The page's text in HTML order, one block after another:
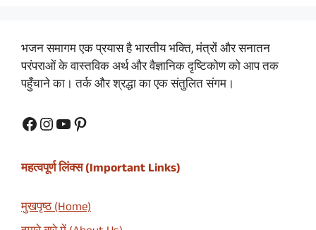
भजन समागम एक प्रयास है भारतीय भक्ति, मंत्रों और सनातन
परंपराओं के वास्तविक अर्थ और वैज्ञानिक दृष्टिकोण को आप तक
पहुँचाने का। तर्क और श्रद्धा का एक संतुलित संगम।
Facebook
Instagram
YouTube
Pinterest
महत्वपूर्ण लिंक्स (Important Links)
मुखपृष्ठ (Home)